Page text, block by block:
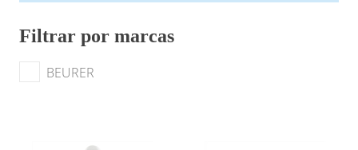
Filtrar por marcas
BEURER